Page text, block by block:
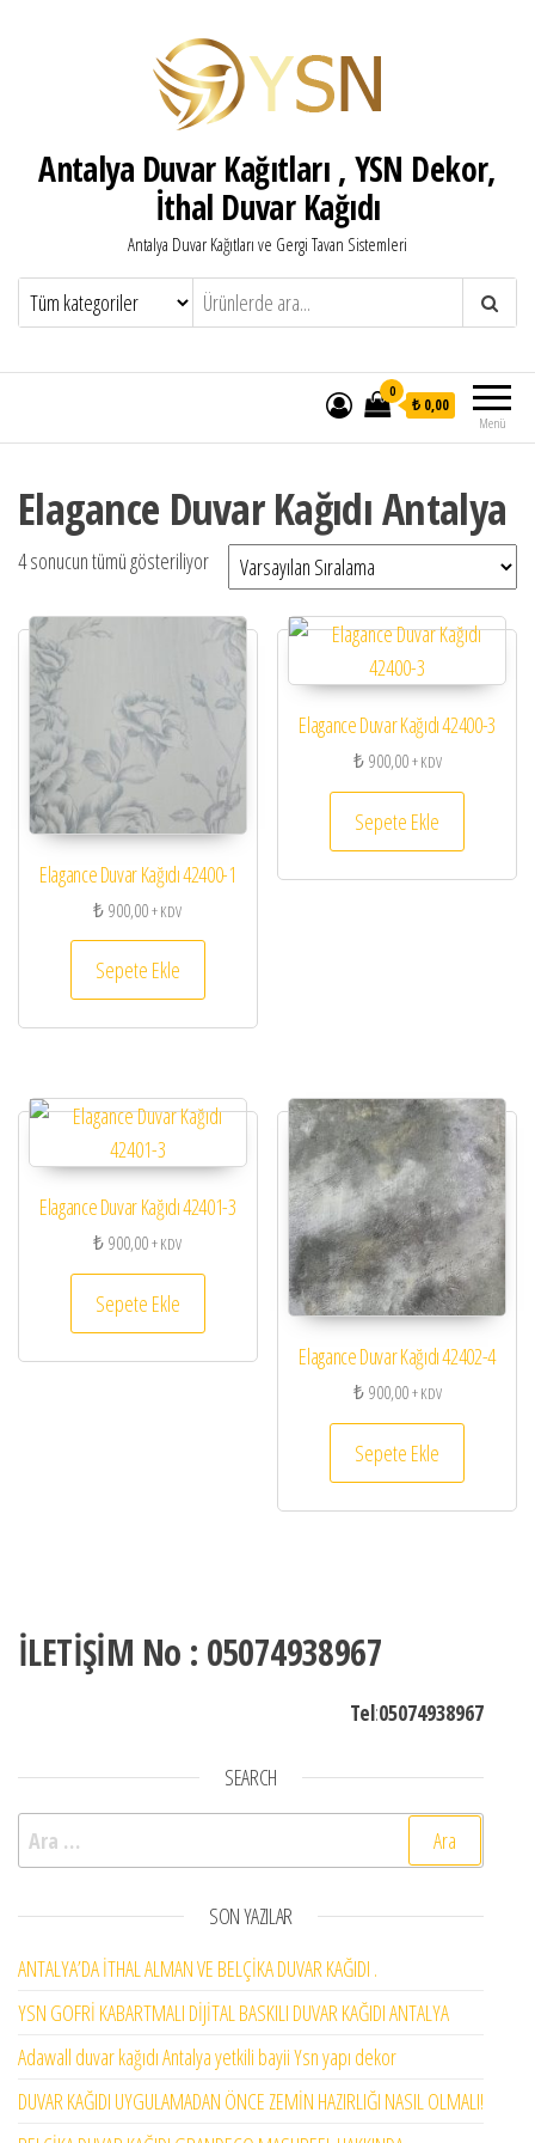
Antalya Duvar Kağıtları , YSN Dekor,
İthal Duvar Kağıdı
Antalya Duvar Kağıtları ve Gergi Tavan Sistemleri
Menü
0
₺ 0,00
Elagance Duvar Kağıdı Antalya
4 sonucun tümü gösteriliyor
Elagance Duvar Kağıdı 42400-1
₺900,00+ KDV
Sepete Ekle
Elagance Duvar Kağıdı 42400-3
₺900,00+ KDV
Sepete Ekle
Elagance Duvar Kağıdı 42401-3
₺900,00+ KDV
Sepete Ekle
Elagance Duvar Kağıdı 42402-4
₺900,00+ KDV
Sepete Ekle
İLETİŞİM No : 05074938967
Tel:05074938967
SEARCH
Arama:
SON YAZILAR
ANTALYA’DA İTHAL ALMAN VE BELÇİKA DUVAR KAĞIDI .
YSN GOFRİ KABARTMALI DİJİTAL BASKILI DUVAR KAĞIDI ANTALYA
Adawall duvar kağıdı Antalya yetkili bayii Ysn yapı dekor
DUVAR KAĞIDI UYGULAMADAN ÖNCE ZEMİN HAZIRLIĞI NASIL OLMALI!